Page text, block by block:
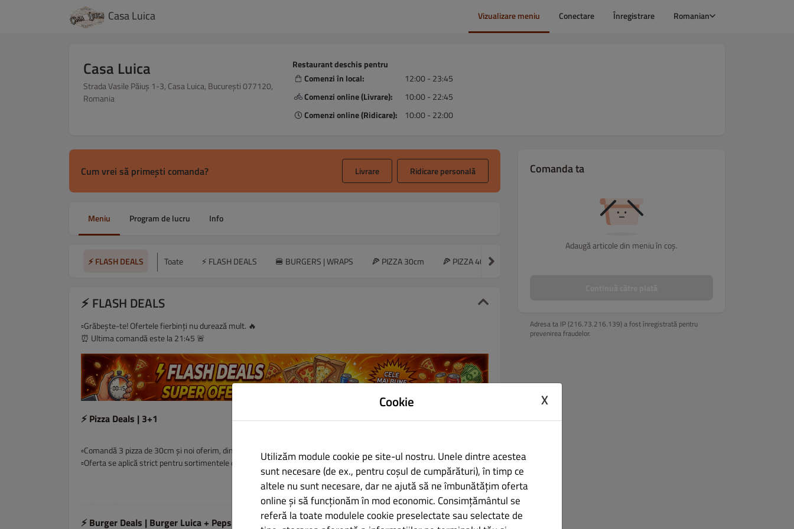
Casa Luica Vizualizare meniu Conectare Înregistrare Romanian
Casa Luica
Strada Vasile Păiuș 1-3, Casa Luica, București 077120,
Romania
Restaurant deschis pentru
Comenzi în local:
12:00 - 23:45
Comenzi online (Livrare):
10:00 - 22:45
Comenzi online (Ridicare):
10:00 - 22:00
Cum vrei să primești comanda? Livrare Ridicare personală
Meniu Program de lucru Info
⚡ FLASH DEALS Toate ⚡ FLASH DEALS 🍔 BURGERS | WRAPS 🍕 PIZZA 30cm 🍕 PIZZA 40cm
⚡ FLASH DEALS
▫️Grăbește-te! Ofertele fierbinți nu durează mult. 🔥
⏰ Ultima comandă este la 21:45 🚨
⚡ Pizza Deals | 3+1
▫️Comandă 3 pizza de 30cm și noi oferim, din partea casei, o pizza Prosciutto e Funghi!
▫️Oferta se aplică strict pentru sortimentele de 30 cm.
⚡ Burger Deals | Burger Luica + Pepsi LEI 70.00
Comanda ta
Adaugă articole din meniu în coș.
Adresa ta IP (216.73.216.139) a fost înregistrată pentru
prevenirea fraudelor.
Cookie X
Utilizăm module cookie pe site-ul nostru. Unele dintre acestea
sunt necesare (de ex., pentru coșul de cumpărături), în timp ce
altele nu sunt necesare, dar ne ajută să ne îmbunătățim oferta
online și să funcționăm în mod economic. Consimțământul se
referă la toate modulele cookie preselectate sau selectate de